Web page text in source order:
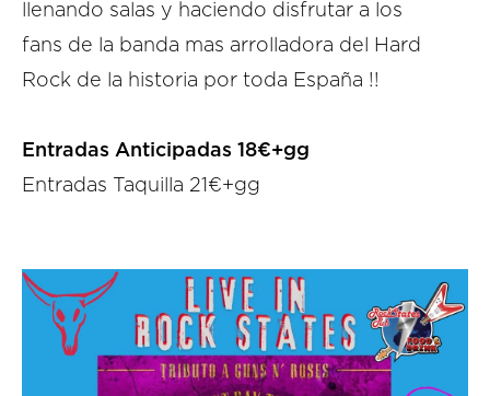
llenando salas y haciendo disfrutar a los
fans de la banda mas arrolladora del Hard
Rock de la historia por toda España !!
Entradas Anticipadas 18€+gg
Entradas Taquilla 21€+gg